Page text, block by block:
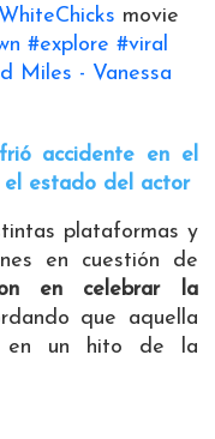
movie
#explore #viral
Miles - Vanessa
accidente en el
estado del actor
plataformas y
en cuestión de
en celebrar la
que aquella
en un hito de la